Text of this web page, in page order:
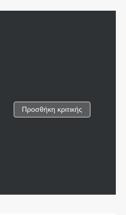
Προσθήκη κριτικής